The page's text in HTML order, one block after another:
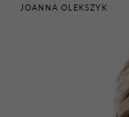
JOANNA OLEKSZYK